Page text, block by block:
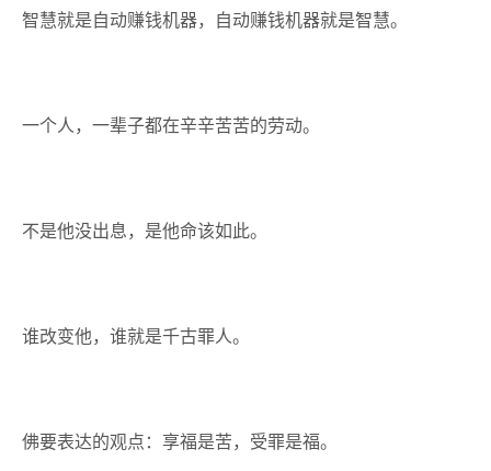
智慧就是自动赚钱机器，自动赚钱机器就是智慧。
一个人，一辈子都在辛辛苦苦的劳动。
不是他没出息，是他命该如此。
谁改变他，谁就是千古罪人。
佛要表达的观点：享福是苦，受罪是福。